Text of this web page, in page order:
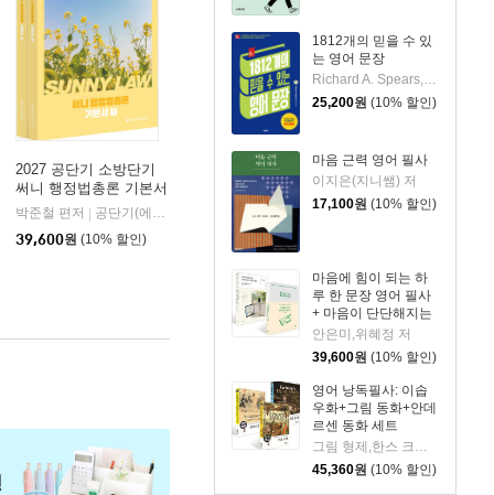
1812개의 믿을 수 있
는 영어 문장
25,200원 (10% 할인)
마음 근력 영어 필사
이지은(지니쌤) 저
17,100원 (10% 할인)
마음에 힘이 되는 하
루 한 문장 영어 필사
+ 마음이 단단해지는
하루 한 문장 일본어
필사 세트
안은미,위혜정 저
39,600원 (10% 할인)
영어 낭독필사: 이솝
우화+그림 동화+안데
르센 동화 세트
그림 형제,한스 크리스티안 안데르센 저/이솝 원저/BIG PICTURE 편
45,360원 (10% 할인)
2027 공단기 소방단기
써니 행정법총론 기본서
박준철 편저
공단기(에스티유니타스)
39,600원 (10% 할인)